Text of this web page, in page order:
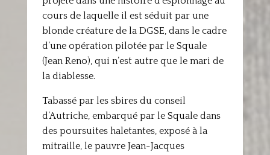
cours de laquelle il est séduit par une
blonde créature de la DGSE, dans le cadre
d’une opération pilotée par le Squale
(Jean Reno), qui n’est autre que le mari de
la diablesse.
Tabassé par les sbires du conseil
d’Autriche, embarqué par le Squale dans
des poursuites haletantes, exposé à la
mitraille, le pauvre Jean-Jacques